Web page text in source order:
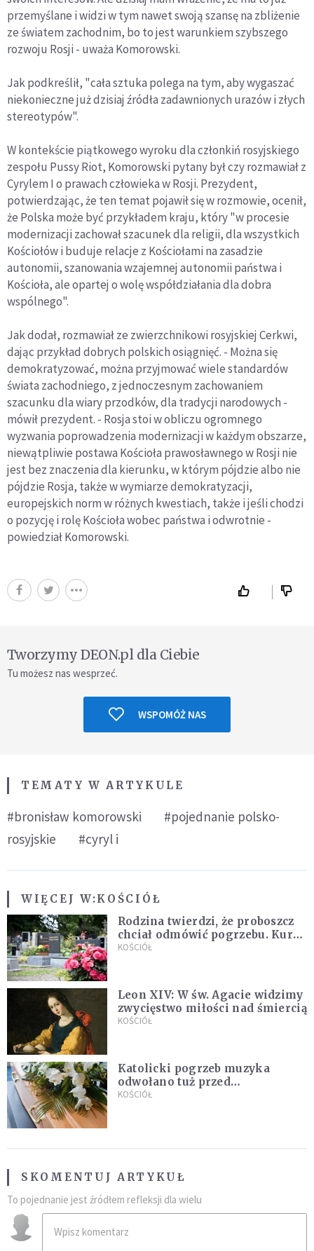
przemyślane i widzi w tym nawet swoją szansę na zbliżenie
ze światem zachodnim, bo to jest warunkiem szybszego
rozwoju Rosji - uważa Komorowski.
Jak podkreślił, "cała sztuka polega na tym, aby wygaszać
niekonieczne już dzisiaj źródła zadawnionych urazów i złych
stereotypów".
W kontekście piątkowego wyroku dla członkiń rosyjskiego
zespołu Pussy Riot, Komorowski pytany był czy rozmawiał z
Cyrylem I o prawach człowieka w Rosji. Prezydent,
potwierdzając, że ten temat pojawił się w rozmowie, ocenił,
że Polska może być przykładem kraju, który "w procesie
modernizacji zachował szacunek dla religii, dla wszystkich
Kościołów i buduje relacje z Kościołami na zasadzie
autonomii, szanowania wzajemnej autonomii państwa i
Kościoła, ale opartej o wolę współdziałania dla dobra
wspólnego".
Jak dodał, rozmawiał ze zwierzchnikowi rosyjskiej Cerkwi,
dając przykład dobrych polskich osiągnięć. - Można się
demokratyzować, można przyjmować wiele standardów
świata zachodniego, z jednoczesnym zachowaniem
szacunku dla wiary przodków, dla tradycji narodowych -
mówił prezydent. - Rosja stoi w obliczu ogromnego
wyzwania poprowadzenia modernizacji w każdym obszarze,
niewątpliwie postawa Kościoła prawosławnego w Rosji nie
jest bez znaczenia dla kierunku, w którym pójdzie albo nie
pójdzie Rosja, także w wymiarze demokratyzacji,
europejskich norm w różnych kwestiach, także i jeśli chodzi
o pozycję i rolę Kościoła wobec państwa i odwrotnie -
powiedział Komorowski.
Tworzymy DEON.pl dla Ciebie
Tu możesz nas wesprzeć.
WSPOMÓŻ NAS
TEMATY W ARTYKULE
#bronisław komorowski
#pojednanie polsko-
rosyjskie
#cyryl i
WIĘCEJ W:KOŚCIÓŁ
Rodzina twierdzi, że proboszcz
chciał odmówić pogrzebu. Kuria
zapowiada wyjaśnienia
KOŚCIÓŁ
Leon XIV: W św. Agacie widzimy
zwycięstwo miłości nad śmiercią
KOŚCIÓŁ
Katolicki pogrzeb muzyka
odwołano tuż przed
uroczystością. Powodem była
KOŚCIÓŁ
SKOMENTUJ ARTYKUŁ
To pojednanie jest źródłem refleksji dla wielu